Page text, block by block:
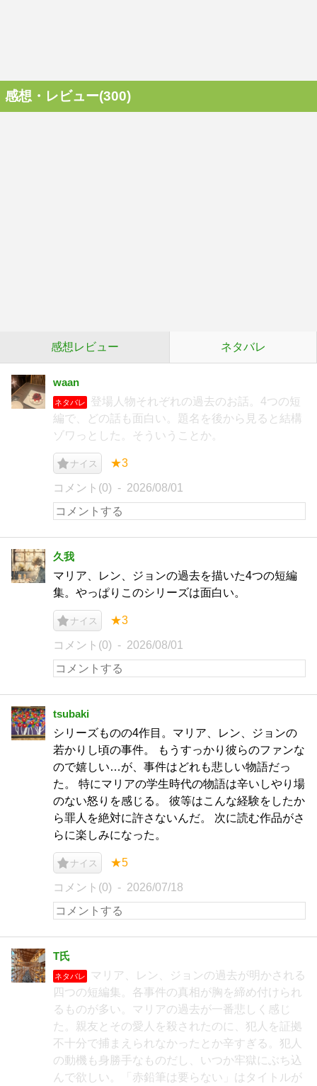
感想・レビュー(300)
感想レビュー ネタバレ
waan
ネタバレ
登場人物それぞれの過去のお話。4つの短
編で、どの話も面白い。題名を後から見ると結構
ゾワっとした。そういうことか。
ナイス ★3
コメント(0) 2026/08/01
久我
マリア、レン、ジョンの過去を描いた4つの短編
集。やっぱりこのシリーズは面白い。
ナイス ★3
コメント(0) 2026/08/01
tsubaki
シリーズものの4作目。マリア、レン、ジョンの
若かりし頃の事件。 もうすっかり彼らのファンな
ので嬉しい…が、事件はどれも悲しい物語だっ
た。 特にマリアの学生時代の物語は辛いしやり場
のない怒りを感じる。 彼等はこんな経験をしたか
ら罪人を絶対に許さないんだ。 次に読む作品がさ
らに楽しみになった。
ナイス ★5
コメント(0) 2026/07/18
T氏
ネタバレ
マリア、レン、ジョンの過去が明かされる
四つの短編集。各事件の真相が胸を締め付けられ
るものが多い。マリアの過去が一番悲しく感じ
た。親友とその愛人を殺されたのに、犯人を証拠
不十分で捕まえられなかったとか辛すぎる。犯人
の動機も身勝手なものだし、いつか牢獄にぶち込
んで欲しい。「赤鉛筆は要らない」はタイトルが